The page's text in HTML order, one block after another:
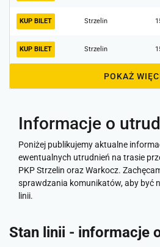
Strzelin
KUP BILET
Strzelin
KUP BILET
POKAŻ
Informacje o
Poniżej publikujemy aktualne
ewentualnych utrudnień na trasie
PKP Strzelin oraz Warkocz.
sprawdzania komunikatów, aby być
linii.
Stan linii - informacje